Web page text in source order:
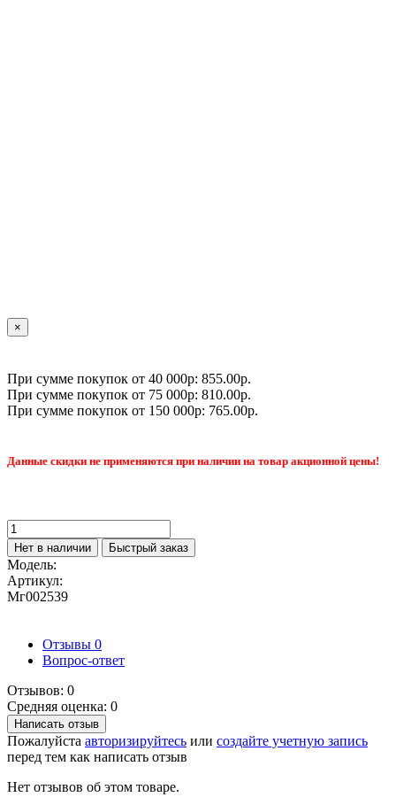
×
При сумме покупок от 40 000р: 855.00р.
При сумме покупок от 75 000р: 810.00р.
При сумме покупок от 150 000р: 765.00р.
Данные скидки не применяются при наличии на товар акционной цены!
Нет в наличии Быстрый заказ
Модель:
Артикул:
Мг002539
Отзывы 0
Вопрос-ответ
Отзывов: 0
Средняя оценка: 0
Написать отзыв
Пожалуйста авторизируйтесь или создайте учетную запись
перед тем как написать отзыв
Нет отзывов об этом товаре.